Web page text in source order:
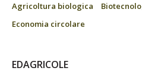
Agricoltura biologica
Economia circolare
EDAGRICOLE